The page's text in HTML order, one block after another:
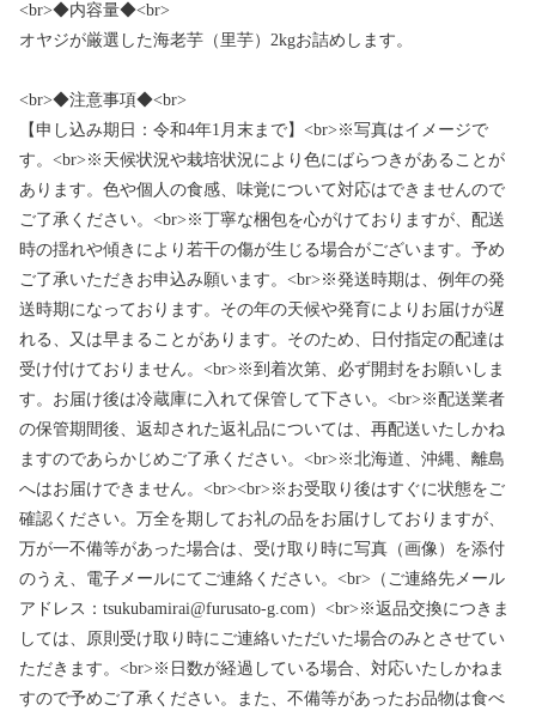
<br>◆内容量◆<br>
オヤジが厳選した海老芋（里芋）2kgお詰めします。
<br>◆注意事項◆<br>
【申し込み期日：令和4年1月末まで】<br>※写真はイメージで
す。<br>※天候状況や栽培状況により色にばらつきがあることが
あります。色や個人の食感、味覚について対応はできませんので
ご了承ください。<br>※丁寧な梱包を心がけておりますが、配送
時の揺れや傾きにより若干の傷が生じる場合がございます。予め
ご了承いただきお申込み願います。<br>※発送時期は、例年の発
送時期になっております。その年の天候や発育によりお届けが遅
れる、又は早まることがあります。そのため、日付指定の配達は
受け付けておりません。<br>※到着次第、必ず開封をお願いしま
す。お届け後は冷蔵庫に入れて保管して下さい。<br>※配送業者
の保管期間後、返却された返礼品については、再配送いたしかね
ますのであらかじめご了承ください。<br>※北海道、沖縄、離島
へはお届けできません。<br><br>※お受取り後はすぐに状態をご
確認ください。万全を期してお礼の品をお届けしておりますが、
万が一不備等があった場合は、受け取り時に写真（画像）を添付
のうえ、電子メールにてご連絡ください。<br>（ご連絡先メール
アドレス：tsukubamirai@furusato-g.com）<br>※返品交換につきま
しては、原則受け取り時にご連絡いただいた場合のみとさせてい
ただきます。<br>※日数が経過している場合、対応いたしかねま
すので予めご了承ください。また、不備等があったお品物は食べ